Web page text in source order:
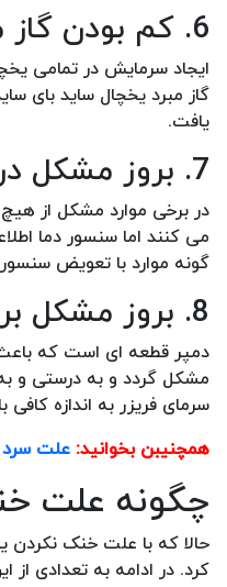
6. کم بودن گاز مبرد
ایجاد سرمایش در تمامی
گاز مبرد یخچال ساید بای
یافت.
7. بروز مشکل در سنسور دمای یخچال ساید بای ساید سامسونگ
در برخی موارد مشکل از
می کنند اما سنسور دما
گونه موارد با تعویض
8. بروز مشکل برای دمپر یخچال ساید بای ساید سامسونگ
دمپر قطعه ای است که
مشکل گردد و به درستی و
سرمای فریزر به اندازه کافی
همچنیبن بخوانید: علت سرد
چگونه علت
حالا که با علت خنک نکردن
کرد. در ادامه به تعدادی از